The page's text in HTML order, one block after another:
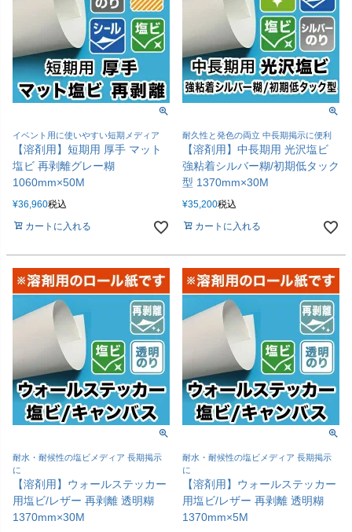
イベント用に使いやすい短期メディア
【溶剤用】短期用 厚手 マット
塩ビ 再剥離グレー糊
1060mm×50M
¥36,960税込
カートに入れる
耐久性と発色の両立 中長期掲示に便利
【溶剤用】中長期用 光沢塩ビ
強粘着シルバー糊/初期低タック
型 1370mm×30M
¥35,200税込
カートに入れる
耐水・耐候性の塩ビメディア 長期掲示
に
【溶剤用】ウォールステッカー
用塩ビ/レザー 再剥離 透明糊
1370mm×30M
耐水・耐候性の塩ビメディア 長期掲示
に
【溶剤用】ウォールステッカー
用塩ビ/レザー 再剥離 透明糊
1370mm×5M